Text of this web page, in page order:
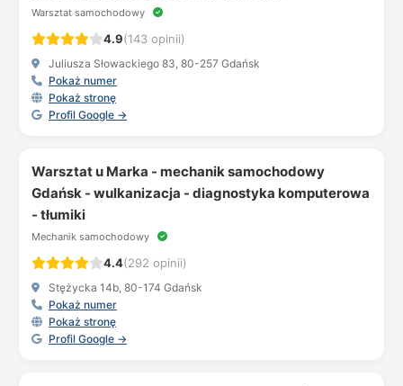
Warsztat samochodowy
4.9(143 opinii)
Juliusza Słowackiego 83, 80-257 Gdańsk
Pokaż numer
Pokaż stronę
Profil Google →
Warsztat u Marka - mechanik samochodowy
Gdańsk - wulkanizacja - diagnostyka komputerowa
- tłumiki
Mechanik samochodowy
4.4(292 opinii)
Stężycka 14b, 80-174 Gdańsk
Pokaż numer
Pokaż stronę
Profil Google →